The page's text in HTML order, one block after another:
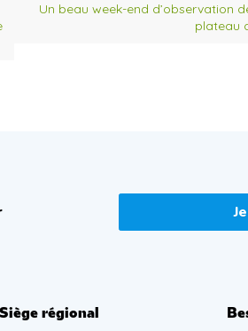
Un beau week-end d’observation
plateau
Siège régional